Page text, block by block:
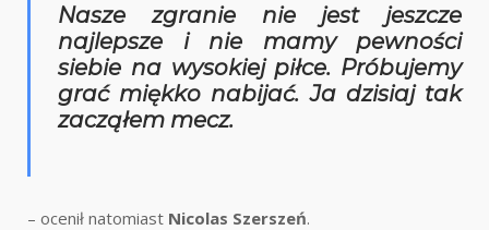
Nasze zgranie nie jest jeszcze
najlepsze i nie mamy pewności
siebie na wysokiej piłce. Próbujemy
grać miękko nabijać. Ja dzisiaj tak
zacząłem mecz.
– ocenił natomiast Nicolas Szerszeń.